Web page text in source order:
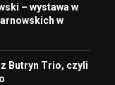
– wystawa w
w
Butryn Trio, czyli